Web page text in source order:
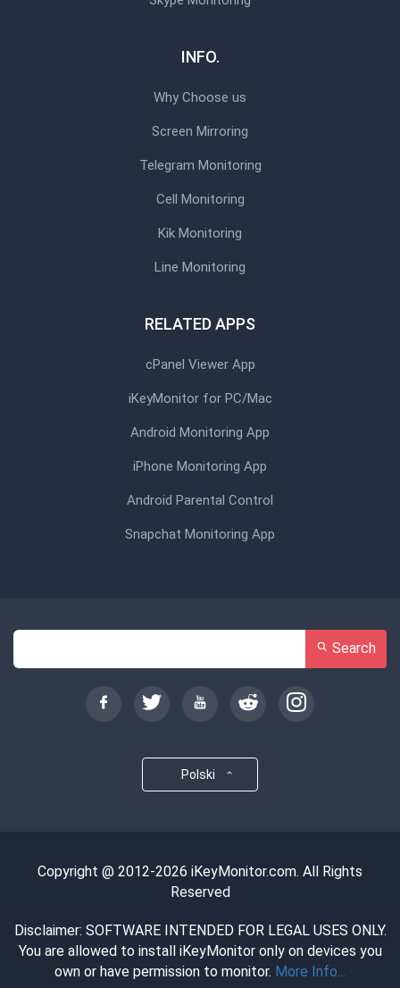
INFO.
Why Choose us
Screen Mirroring
Telegram Monitoring
Cell Monitoring
Kik Monitoring
Line Monitoring
RELATED APPS
cPanel Viewer App
iKeyMonitor for PC/Mac
Android Monitoring App
iPhone Monitoring App
Android Parental Control
Snapchat Monitoring App
Search
Polski
Copyright @ 2012-2026 iKeyMonitor.com. All Rights
Reserved
Disclaimer: SOFTWARE INTENDED FOR LEGAL USES ONLY.
You are allowed to install iKeyMonitor only on devices you
own or have permission to monitor. More Info...